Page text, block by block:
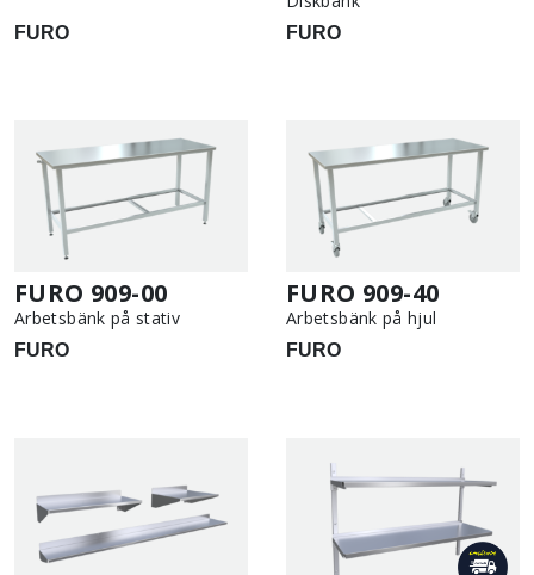
FURO FURO
FURO 909-00
Arbetsbänk på stativ
FURO
FURO 909-40
Arbetsbänk på hjul
FURO